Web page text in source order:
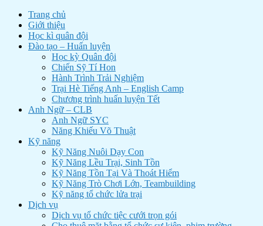
Trang chủ
Giới thiệu
Học kì quân đội
Đào tạo – Huấn luyện
Học kỳ Quân đội
Chiến Sỹ Tí Hon
Hành Trình Trải Nghiệm
Trại Hè Tiếng Anh – English Camp
Chương trình huấn luyện Tết
Anh Ngữ – CLB
Anh Ngữ SYC
Năng Khiếu Võ Thuật
Kỹ năng
Kỹ Năng Nuôi Dạy Con
Kỹ Năng Lều Trại, Sinh Tồn
Kỹ Năng Tồn Tại Và Thoát Hiểm
Kỹ Năng Trò Chơi Lớn, Teambuilding
Kỹ năng tổ chức lửa trại
Dịch vụ
Dịch vụ tổ chức tiệc cưới trọn gói